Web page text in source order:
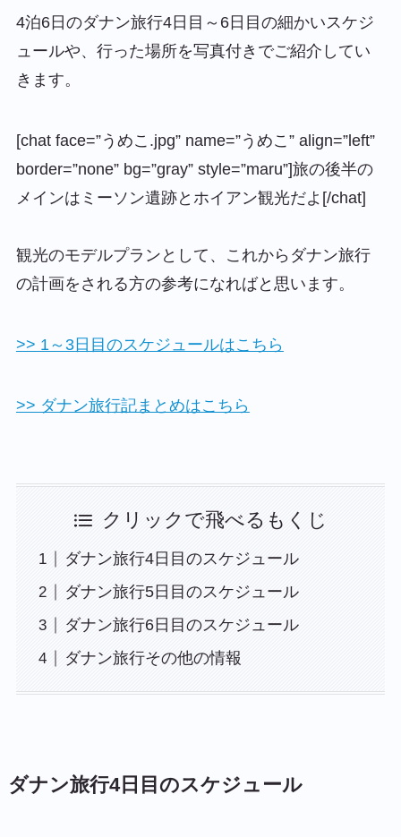
4泊6日のダナン旅行4日目～6日目の細かいスケジ
ュールや、行った場所を写真付きでご紹介してい
きます。
[chat face=”うめこ.jpg” name=”うめこ” align=”left”
border=”none” bg=”gray” style=”maru”]旅の後半の
メインはミーソン遺跡とホイアン観光だよ[/chat]
観光のモデルプランとして、これからダナン旅行
の計画をされる方の参考になればと思います。
>> 1～3日目のスケジュールはこちら
>> ダナン旅行記まとめはこちら
クリックで飛べるもくじ
ダナン旅行4日目のスケジュール
ダナン旅行5日目のスケジュール
ダナン旅行6日目のスケジュール
ダナン旅行その他の情報
ダナン旅行4日目のスケジュール